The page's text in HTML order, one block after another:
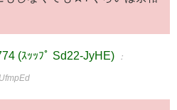
(ｽｯｯﾌﾟ Sd22-JyHE) ：